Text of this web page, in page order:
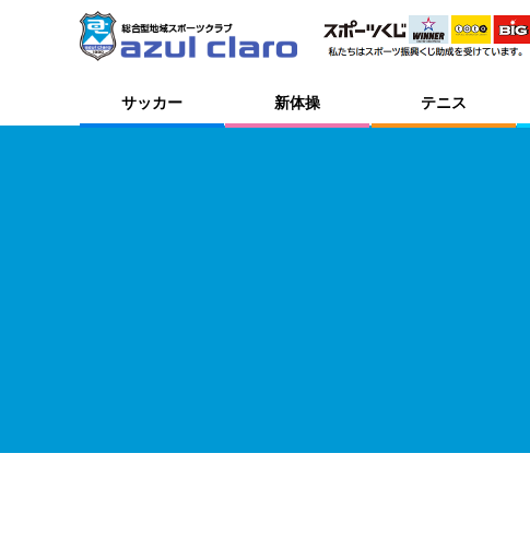
サッカー 新体操 テニス